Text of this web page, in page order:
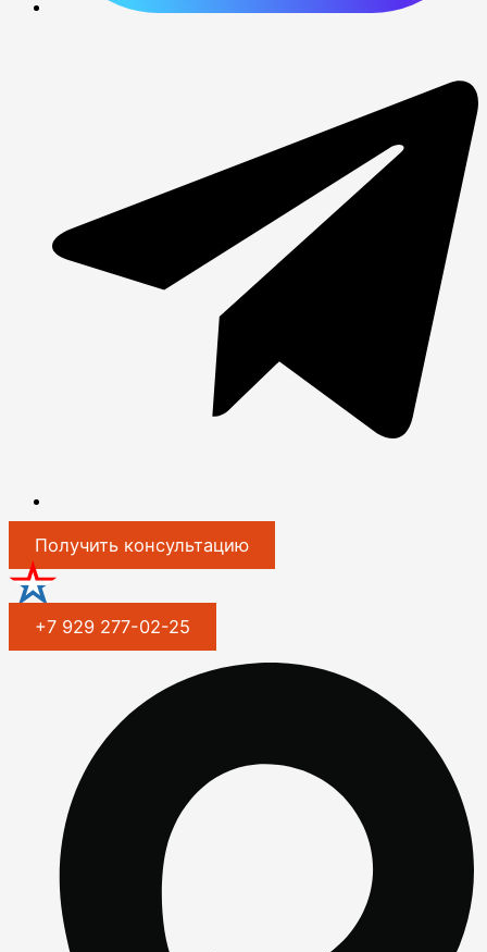
Получить консультацию
+7 929 277-02-25